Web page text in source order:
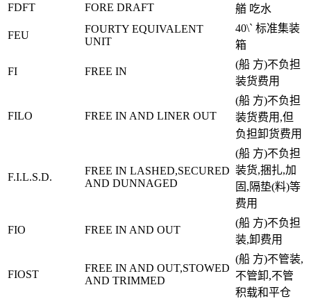
FDFT
FORE DRAFT 艏 吃水
FEU
FOURTY EQUIVALENT
UNIT
40\` 标准集装
箱
FI FREE IN
(船 方)不负担
装货费用
FILO FREE IN AND LINER OUT
(船 方)不负担
装货费用,但
负担卸货费用
F.I.L.S.D.
FREE IN LASHED,SECURED
AND DUNNAGED
(船 方)不负担
装货,捆扎,加
固,隔垫(料)等
费用
FIO FREE IN AND OUT
(船 方)不负担
装,卸费用
FIOST
FREE IN AND OUT,STOWED
AND TRIMMED
(船 方)不管装,
不管卸,不管
积载和平仓